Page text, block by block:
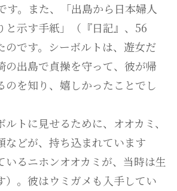
す。また、「出島から日本婦人
と示す手紙」（『日記』、56
のです。シーボルトは、遊女だ
の出島で貞操を守って、彼が帰
のを知り、嬉しかったことでし
トに見せるために、オオカミ、
などが、持ち込まれています
いるニホンオオカミが、当時は生
）。彼はウミガメも入手してい